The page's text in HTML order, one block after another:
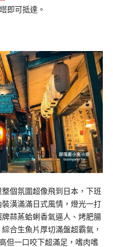
即可抵達。
個氛圍超像飛到日本，下班
潢滿滿日式風情，燈光一打
蒜蒸蛤蜊香氣逼人、烤肥腸
合生魚片厚切滿盤超霸氣，
但一口咬下超滿足，嗜肉嗜